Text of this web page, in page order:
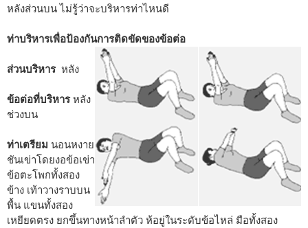
หลังส่วนบน ไม่รู้ว่าจะบริหารท่าไหนดี
ท่าบริหารเพื่อป้องกันการติดขัดของข้อต่อ
ส่วนบริหารหลัง
ข้อต่อที่บริหารหลัง
ช่วงบน
ท่าเตรียม นอนหงาย
ชันเข่าโดยงอข้อเข่า
ข้อตะโพกทั้งสอง
ข้าง เท้าวางราบบน
พื้น แขนทั้งสอง
เหยียดตรง ยกขึ้นทางหน้าลำตัว ห้อยู่ในระดับข้อไหล่ มือทั้งสอง